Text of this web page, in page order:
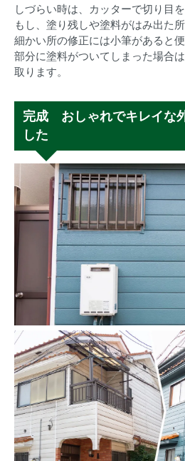
しづらい時は、カッターで切り目を
もし、塗り残しや塗料がはみ出た
細かい所の修正には小筆があると
部分に塗料がついてしまった場合
取ります。
完成 おしゃれでキレイな
した